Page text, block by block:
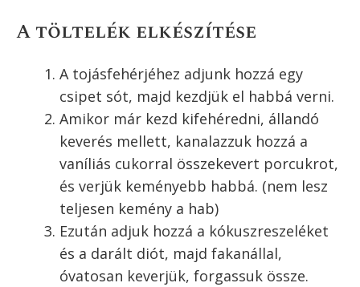
A töltelék elkészítése
A tojásfehérjéhez adjunk hozzá egy
csipet sót, majd kezdjük el habbá verni.
Amikor már kezd kifehéredni, állandó
keverés mellett, kanalazzuk hozzá a
vaníliás cukorral összekevert porcukrot,
és verjük keményebb habbá. (nem lesz
teljesen kemény a hab)
Ezután adjuk hozzá a kókuszreszeléket
és a darált diót, majd fakanállal,
óvatosan keverjük, forgassuk össze.